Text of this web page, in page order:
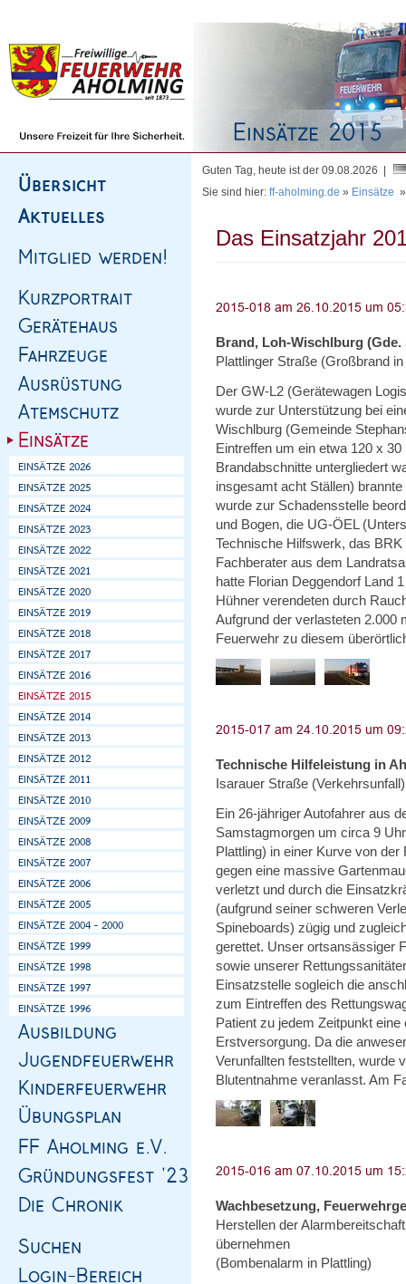
Guten Tag, heute ist der 09.08.2026 |
Sie sind hier: ff-aholming.de » Einsätze
Das Einsatzjahr
Brand, Loh-Wischlburg
Plattlinger Straße (Großbrand
Der GW-L2 (Gerätewagen
wurde zur Unterstützung bei
Wischlburg (Gemeinde
Eintreffen um ein etwa 120 x
Brandabschnitte untergliedert
insgesamt acht Ställen)
wurde zur Schadensstelle
und Bogen, die UG-ÖEL
Technische Hilfswerk, das
Fachberater aus dem
hatte Florian Deggendorf Land
Hühner verendeten durch
Aufgrund der verlasteten 2.000
Feuerwehr zu diesem
Technische Hilfeleistung in
Isarauer Straße (Verkehrsunfall)
Ein 26-jähriger Autofahrer aus
Samstagmorgen um circa 9
Plattling) in einer Kurve von
gegen eine massive
verletzt und durch die
(aufgrund seiner schweren
Spineboards) zügig und
gerettet. Unser ortsansässiger
sowie unserer
Einsatzstelle sogleich die
zum Eintreffen des
Patient zu jedem Zeitpunkt
Erstversorgung. Da die
Verunfallten feststellten, wurde
Blutentnahme veranlasst. Am
Wachbesetzung,
Herstellen der
übernehmen
(Bombenalarm in Plattling)